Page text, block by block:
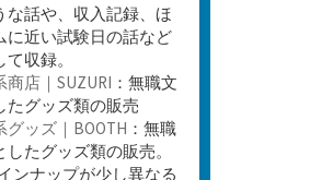
な話や、収入記録、ほ
に近い試験日の話など
収録。
店｜SUZURI ：無職文
たグッズ類の販売
ッズ｜BOOTH ：無職
たグッズ類の販売。
ンナップが少し異なる